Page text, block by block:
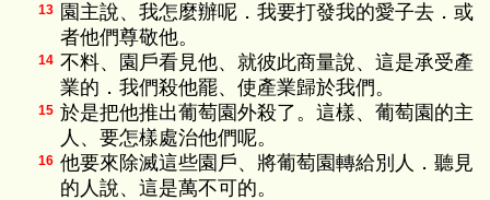
13
園主說、我怎麼辦呢．我要打發我的愛子去．或
者他們尊敬他。
14 不料、園戶看見他、就彼此商量說、這是承受產
業的．我們殺他罷、使產業歸於我們。
15 於是把他推出葡萄園外殺了。這樣、葡萄園的主
人、要怎樣處治他們呢。
16 他要來除滅這些園戶、將葡萄園轉給別人．聽見
的人說、這是萬不可的。